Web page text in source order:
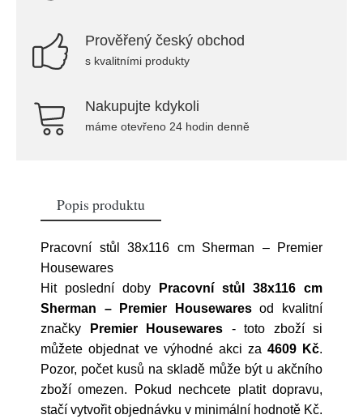
Prověřený český obchod
s kvalitními produkty
Nakupujte kdykoli
máme otevřeno 24 hodin denně
Popis produktu
Pracovní stůl 38x116 cm Sherman – Premier
Housewares
Hit poslední doby
Pracovní stůl 38x116 cm
Sherman – Premier Housewaresod kvalitní
značky
Premier Housewares - toto zboží si
můžete objednat ve výhodné akci za 4609 Kč.
Pozor, počet kusů na skladě může být u akčního
zboží omezen. Pokud nechcete platit dopravu,
stačí vytvořit objednávku v minimální hodnotě Kč.